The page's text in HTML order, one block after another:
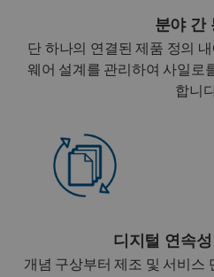
분야 간
단 하나의 연결된 제품 정의
웨어 설계를 관리하여 사일로
합니
디지털 연속
개념 구상부터 제조 및 서비스